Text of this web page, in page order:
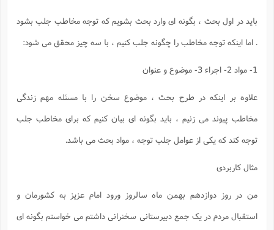
باید در اول بحث ، بگونه ای وارد بحث بشویم که توجه مخاطب جلب بشود
. اما اینکه توجه مخاطب را چگونه جلب کنیم ، با سه چیز محقق می شود:
1- مواد 2- اجراء 3- موضوع و عنوان
علاوه بر اینکه در طرح بحث ، موضوع سخن را با مسئله مهم زندگی
مخاطب پیوند می زنیم ، باید بگونه ای بیان کنیم که برای مخاطب جلب
توجه کند که یکی از عوامل جلب توجه ، مواد بحث می باشد.
مثال کاربردی
من در روز دوازدهم بهمن ماه سالروز ورود امام عزیز به کشورمان و
استقبال مردم در یک جمع دبیرستانی سخنرانی داشتم می خواستم بگونه ای